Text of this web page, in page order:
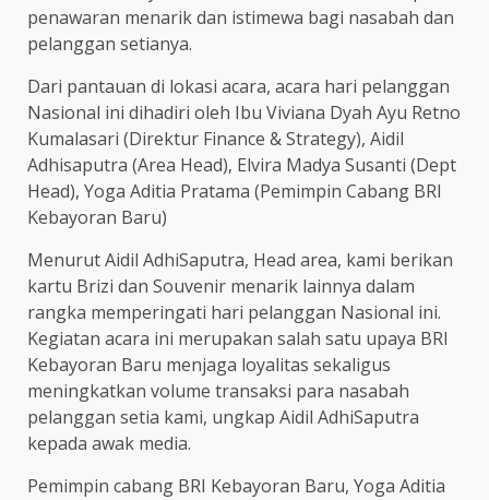
penawaran menarik dan istimewa bagi nasabah dan
pelanggan setianya.
Dari pantauan di lokasi acara, acara hari pelanggan
Nasional ini dihadiri oleh Ibu Viviana Dyah Ayu Retno
Kumalasari (Direktur Finance & Strategy), Aidil
Adhisaputra (Area Head), Elvira Madya Susanti (Dept
Head), Yoga Aditia Pratama (Pemimpin Cabang BRI
Kebayoran Baru)
Menurut Aidil AdhiSaputra, Head area, kami berikan
kartu Brizi dan Souvenir menarik lainnya dalam
rangka memperingati hari pelanggan Nasional ini.
Kegiatan acara ini merupakan salah satu upaya BRI
Kebayoran Baru menjaga loyalitas sekaligus
meningkatkan volume transaksi para nasabah
pelanggan setia kami, ungkap Aidil AdhiSaputra
kepada awak media.
Pemimpin cabang BRI Kebayoran Baru, Yoga Aditia